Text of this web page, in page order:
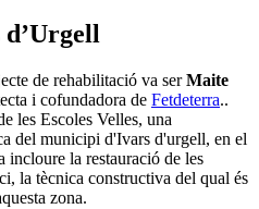
de rehabilitació va serMaite
i cofundadora de Fetdeterra..
les Escoles Velles, una
del municipi d'Ivars d'urgell, en el
incloure la restauració de les
la tècnica constructiva del qual és
zona.